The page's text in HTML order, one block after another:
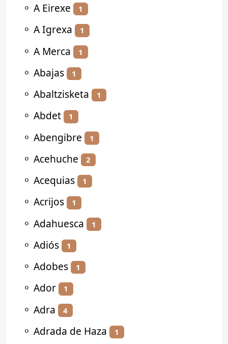
⚬ A Eirexe 1
⚬ A Igrexa 1
⚬ A Merca 1
⚬ Abajas 1
⚬ Abaltzisketa 1
⚬ Abdet 1
⚬ Abengibre 1
⚬ Acehuche 2
⚬ Acequias 1
⚬ Acrijos 1
⚬ Adahuesca 1
⚬ Adiós 1
⚬ Adobes 1
⚬ Ador 1
⚬ Adra 4
⚬ Adrada de Haza 1